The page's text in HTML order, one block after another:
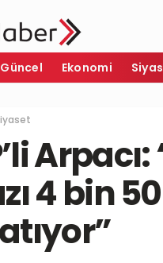
Güncel Ekonomi
4 bin